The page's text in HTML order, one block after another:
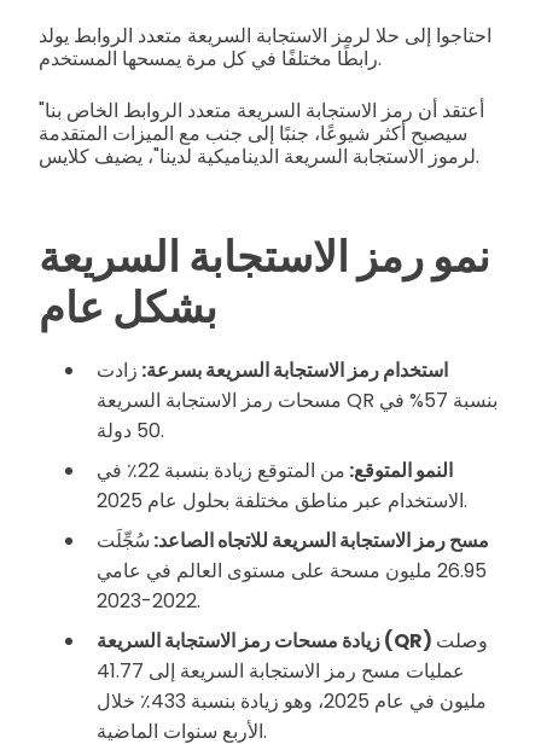
احتاجوا إلى حلا لرمز الاستجابة السريعة متعدد الروابط يولد
رابطًا مختلفًا في كل مرة يمسحها المستخدم.
"أعتقد أن رمز الاستجابة السريعة متعدد الروابط الخاص بنا
سيصبح أكثر شيوعًا، جنبًا إلى جنب مع الميزات المتقدمة
لرموز الاستجابة السريعة الديناميكية لدينا"، يضيف كلايس.
نمو رمز الاستجابة السريعة
بشكل عام
استخدام رمز الاستجابة السريعة بسرعة: زادت
مسحات رمز الاستجابة السريعة QR بنسبة 57% في
50 دولة.
النمو المتوقع:
من المتوقع زيادة بنسبة 22٪ في
الاستخدام عبر مناطق مختلفة بحلول عام 2025.
مسح رمز الاستجابة السريعة للاتجاه الصاعد: سُجِّلَت
26.95 مليون مسحة على مستوى العالم في عامي
2022-2023.
زيادة مسحات رمز الاستجابة السريعة (QR) وصلت
عمليات مسح رمز الاستجابة السريعة إلى 41.77
مليون في عام 2025، وهو زيادة بنسبة 433٪ خلال
الأربع سنوات الماضية.